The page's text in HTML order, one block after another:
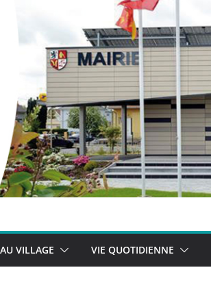
VILLAGE VIE QUOTIDIENNE